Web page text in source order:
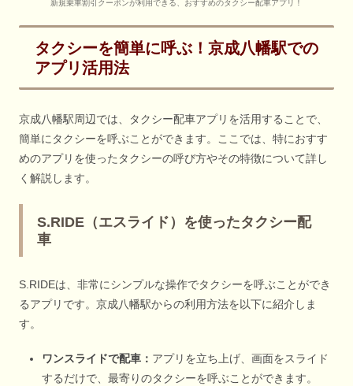
新規乗車割引クーポンが利用できる、おすすめのタクシー配車アプリ！
タクシーを簡単に呼ぶ！京成八幡駅での
アプリ活用法
京成八幡駅周辺では、タクシー配車アプリを活用することで、
簡単にタクシーを呼ぶことができます。ここでは、特におすす
めのアプリを使ったタクシーの呼び方やその特徴について詳し
く解説します。
S.RIDE（エスライド）を使ったタクシー配
車
S.RIDEは、非常にシンプルな操作でタクシーを呼ぶことができ
るアプリです。京成八幡駅からの利用方法を以下に紹介しま
す。
ワンスライドで配車： アプリを立ち上げ、画面をスライド
するだけで、最寄りのタクシーを呼ぶことができます。